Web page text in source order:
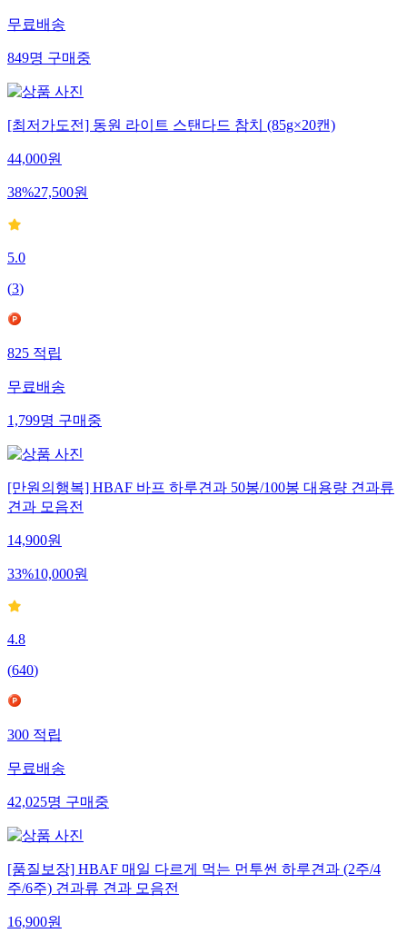
무료배송
849명구매중
[최저가도전] 동원 라이트 스탠다드 참치 (85g×20캔)
44,000원
38%27,500원
5.0
(3)
825적립
무료배송
1,799명구매중
[만원의행복] HBAF 바프 하루견과 50봉/100봉 대용량 견과류
견과 모음전
14,900원
33%10,000원
4.8
(640)
300적립
무료배송
42,025명구매중
[품질보장] HBAF 매일 다르게 먹는 먼투썬 하루견과 (2주/4
주/6주) 견과류 견과 모음전
16,900원